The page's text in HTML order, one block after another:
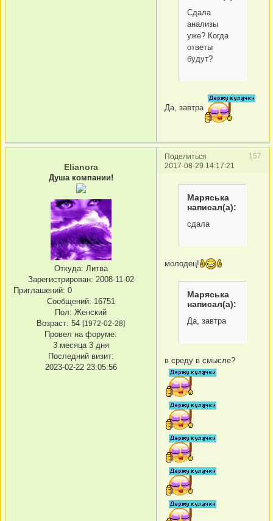
Сдала
анализы
уже? Когда
ответы
будут?
Да, завтра
Поделиться
157
2017-08-29 14:17:21
Elianora
Душа компании!
Откуда: Литва
Зарегистрирован: 2008-11-02
Приглашений: 0
Сообщений: 16751
Пол: Женский
Возраст: 54 [1972-02-28]
Провел на форуме:
3 месяца 3 дня
Последний визит:
2023-02-22 23:05:56
Маряська
написал(а):
сдала
молодец!
Маряська
написал(а):
Да, завтра
в среду в смысле?